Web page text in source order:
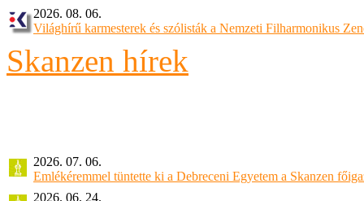
2026. 08. 06.
Világhírű karmesterek és szólisták a Nemzeti Filharmonikus
Skanzen hírek
2026. 07. 06.
Emlékéremmel tüntette ki a Debreceni Egyetem a Skanzen
2026. 06. 24.